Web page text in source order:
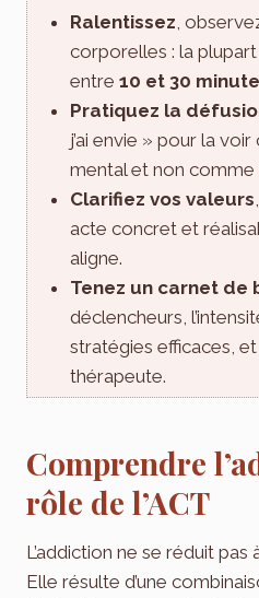
Ralentissez ,
corporelles : la
entre 10 et 30
Pratiquez la
j’ai envie » pour la
mental et non comme
Clarifiez vos valeurs
acte concret et
aligne.
Tenez un carnet de
déclencheurs,
stratégies efficaces,
thérapeute.
Comprendre
rôle de l’ACT
L’addiction ne se réduit
Elle résulte d’une